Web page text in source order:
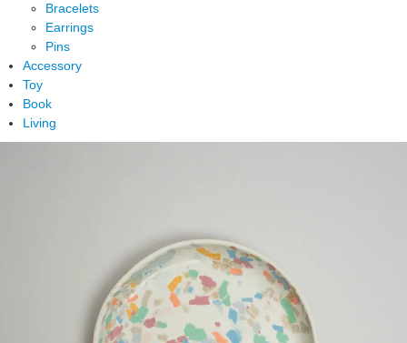
Bracelets
Earrings
Pins
Accessory
Toy
Book
Living